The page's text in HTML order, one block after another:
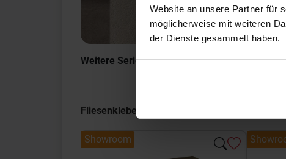
Website an unsere Partner für
möglicherweise mit weiteren
der Dienste gesammelt haben.
Weitere Serien von Sant Agostino
Fliesenkleber
Showroom